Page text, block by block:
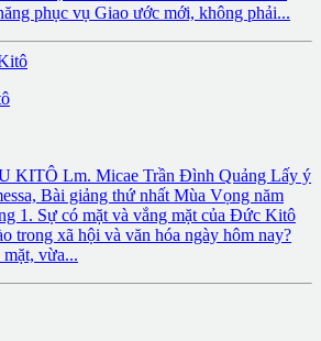
phục vụ Giao ước mới, không phải...
KITÔ Lm. Micae Trần Đình Quảng Lấy ý
Bài giảng thứ nhất Mùa Vọng năm
1. Sự có mặt và vắng mặt của Đức Kitô
trong xã hội và văn hóa ngày hôm nay?
vừa...